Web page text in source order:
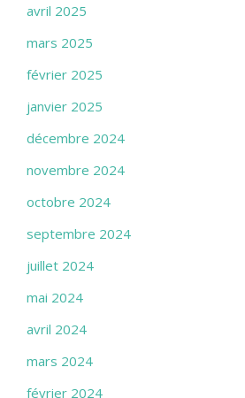
avril 2025
mars 2025
février 2025
janvier 2025
décembre 2024
novembre 2024
octobre 2024
septembre 2024
juillet 2024
mai 2024
avril 2024
mars 2024
février 2024